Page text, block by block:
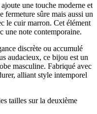
une touche moderne et
fermeture sûre mais aussi un
le cuir marron. Cet élément
une note contemporaine.
discrète ou accumulé
audacieux, ce bijou est un
masculine. Fabriqué avec
alliant style intemporel
tailles sur la deuxième